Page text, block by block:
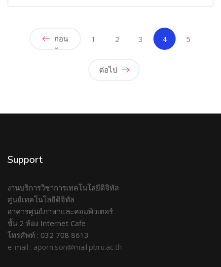
ก่อน
หน้า
1 2 3 4(current)
5
ต่อไป
Support
งานบริการวิชาการเทคโนโลยีดิจิทัล
ศูนย์เทคโนโลยีดิจิทัล
อาคารศูนย์ภาษาและคอมพิวเตอร์
ชั้น 2 ห้อง Internet Cafe
โทรศัพท์ : 032 708 8613
e-mail : aporn.son@mail.pbru.ac.th